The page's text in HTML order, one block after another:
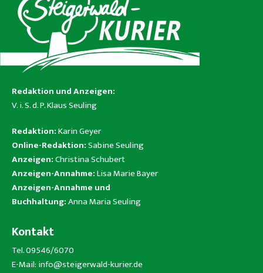
Redaktion und Anzeigen:
V. i. S. d. P. Klaus Seuling
Redaktion:Karin Geyer
Online-Redaktion:Sabine Seuling
Anzeigen:Christina Schubert
Anzeigen-Annahme:Lisa Marie Bayer
Anzeigen-Annahme und
Buchhaltung:Anna Maria Seuling
Kontakt
Tel. 09546/6070
E-Mail: info@steigerwald-kurier.de